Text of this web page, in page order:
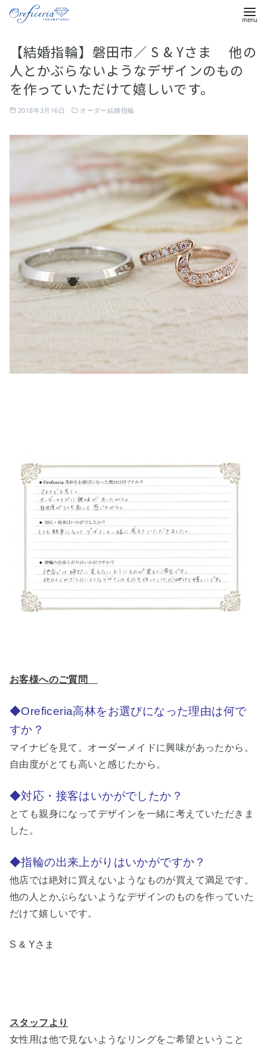
【結婚指輪】磐田市／ S & Yさま 他の
人とかぶらないようなデザインのもの
を作っていただけて嬉しいです。
2018年3月16日 オーダー結婚指輪
お客様へのご質問
◆Oreficeria高林をお選びになった理由は何で
すか？
マイナビを見て。オーダーメイドに興味があったから。
自由度がとても高いと感じたから。
◆対応・接客はいかがでしたか？
とても親身になってデザインを一緒に考えていただきま
した。
◆指輪の出来上がりはいかがですか？
他店では絶対に買えないようなものが買えて満足です。
他の人とかぶらないようなデザインのものを作っていた
だけて嬉しいです。
S & Yさま
スタッフより
女性用は他で見ないようなリングをご希望ということ